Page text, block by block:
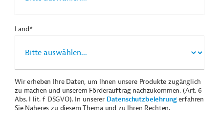
Land*
Wir erheben Ihre Daten, um Ihnen unsere Produkte zugänglich
zu machen und unserem Förderauftrag nachzukommen. (Art. 6
Abs. I lit. f DSGVO). In unserer Datenschutzbelehrungerfahren
Sie Näheres zu diesem Thema und zu Ihren Rechten.